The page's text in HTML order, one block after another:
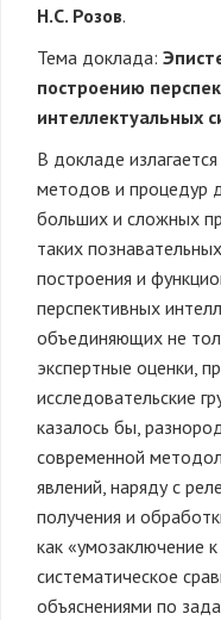
Н.С. Розов.
Тема доклада:
построению
интеллектуальных
В докладе
методов и процедур
больших и сложных
таких
построения и
перспективных
объединяющих не
экспертные оценки,
исследовательские
казалось бы,
современной
явлений, наряду с
получения и
как «умозаключение
систематическое
объяснениями по